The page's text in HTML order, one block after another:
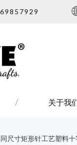
关于我
尺寸矩形针工艺塑料